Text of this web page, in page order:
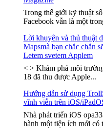
Trong thế giới kỹ thuật
Facebook vẫn là một
Lời khuyên và thủ thuật
Mapsmà bạn chắc chắn
Letem svetem Applem
< > Khám phá môi
18 đã thu được Apple...
Hướng dẫn sử dụng
vĩnh viễn trên iOS/
Nhà phát triển iOS
hành một tiện ích mới có